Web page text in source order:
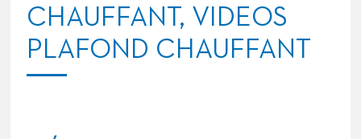
CHAUFFANT, VIDEOS
PLAFOND CHAUFFANT